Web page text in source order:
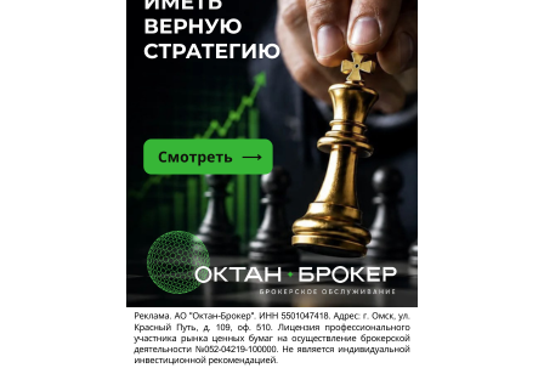
Мазута Шилен 12 января 2024 в 18:21:
Казаки это вообще кто чтобы на их бздёх
реагировал Минкульт?
Фома неверующий 12 января 2024 в 17:30:
Всё верно, за кем правда с тем и Бог!
Игорь 12 января 2024 в 17:17:
Ну молодцы! Минкульт вовремя отреагировал(
правда после шума), и сделал верный шаг.
Казакам- ЛЮБО!